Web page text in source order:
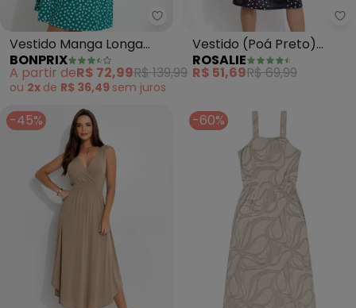
bonprix - Vestido Manga
Vestido Manga Longa
(Geométrico Verde)
BONPRIX
A partir deR$ 72,99R$ 139,99
ou 2x de R$ 36,49 sem juros
Vestido (Poá Preto)
Manga 3/4
ROSALIE
R$ 51,69R$ 69,99
-45% -60%